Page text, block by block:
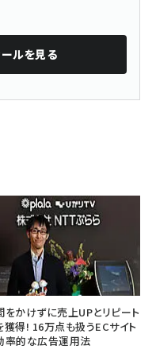
ルを見る
をかけずに売上UPとリピート
獲得! 16万点も扱うECサイト
率的な広告運用法